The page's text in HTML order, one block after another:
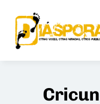
contenido